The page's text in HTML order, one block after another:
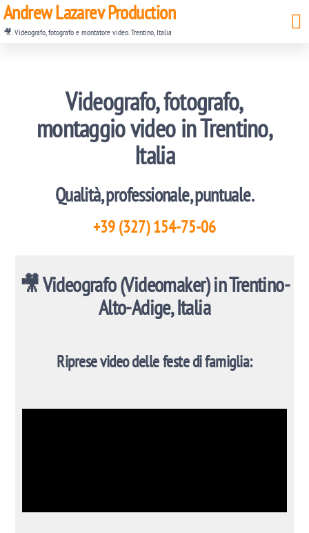
Andrew Lazarev Production
🎥. Videografo, fotografo e montatore video. Trentino, Italia
Videografo, fotografo,
montaggio video in Trentino,
Italia
Qualità, professionale, puntuale.
+39 (327) 154-75-06
🎥 Videografo (Videomaker) in Trentino-
Alto-Adige, Italia
Riprese video delle feste di famiglia: